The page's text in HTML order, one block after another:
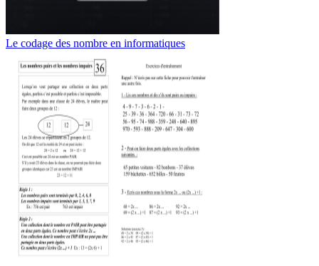
Le codage des nombre en informatiques